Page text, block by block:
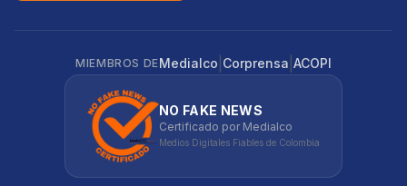
MIEMBROS DEMedialco Corprensa ACOPI
NO FAKE NEWS
Certificado por Medialco
Medios Digitales Fiables de Colombia